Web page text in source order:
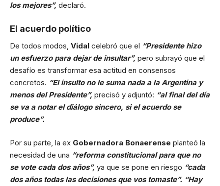
los mejores”, declaró.
El acuerdo político
De todos modos, Vidal celebró que el “Presidente hizo
un esfuerzo para dejar de insultar”, pero subrayó que el
desafío es transformar esa actitud en consensos
concretos. “El insulto no le suma nada a la Argentina y
menos del Presidente”, precisó y adjuntó: “al final del día
se va a notar el diálogo sincero, si el acuerdo se
produce”.
Por su parte, la ex Gobernadora Bonaerense planteó la
necesidad de una “reforma constitucional para que no
se vote cada dos años”, ya que se pone en riesgo “cada
dos años todas las decisiones que vos tomaste”. “Hay